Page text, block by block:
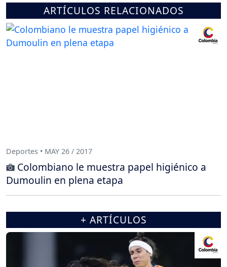
ARTÍCULOS RELACIONADOS
Deportes • MAY 26 / 2017
Colombiano le muestra papel higiénico a
Dumoulin en plena etapa
+ ARTÍCULOS